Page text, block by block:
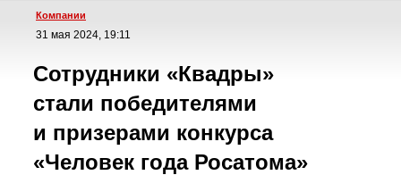
Компании
31 мая 2024, 19:11
Сотрудники «Квадры»
стали победителями
и призерами конкурса
«Человек года Росатома»